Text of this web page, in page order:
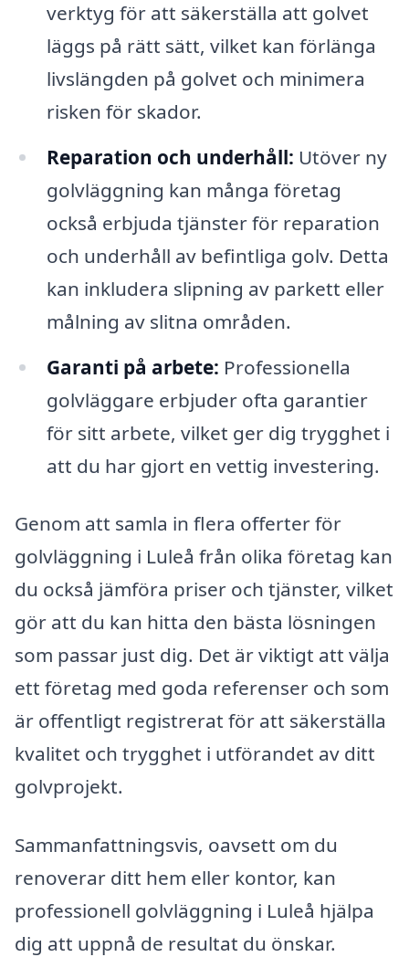
verktyg för att säkerställa att golvet
läggs på rätt sätt, vilket kan förlänga
livslängden på golvet och minimera
risken för skador.
Reparation och underhåll: Utöver ny
golvläggning kan många företag
också erbjuda tjänster för reparation
och underhåll av befintliga golv. Detta
kan inkludera slipning av parkett eller
målning av slitna områden.
Garanti på arbete: Professionella
golvläggare erbjuder ofta garantier
för sitt arbete, vilket ger dig trygghet i
att du har gjort en vettig investering.
Genom att samla in flera offerter för
golvläggning i Luleå från olika företag kan
du också jämföra priser och tjänster, vilket
gör att du kan hitta den bästa lösningen
som passar just dig. Det är viktigt att välja
ett företag med goda referenser och som
är offentligt registrerat för att säkerställa
kvalitet och trygghet i utförandet av ditt
golvprojekt.
Sammanfattningsvis, oavsett om du
renoverar ditt hem eller kontor, kan
professionell golvläggning i Luleå hjälpa
dig att uppnå de resultat du önskar.